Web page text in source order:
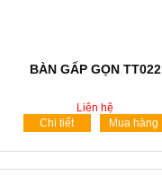
BÀN GẤP GỌN TT022
Liên hệ
Chi tiết
Mua hàng